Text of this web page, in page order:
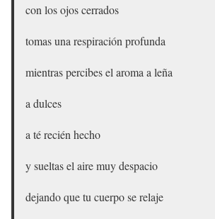
con los ojos cerrados
tomas una respiración profunda
mientras percibes el aroma a leña
a dulces
a té recién hecho
y sueltas el aire muy despacio
dejando que tu cuerpo se relaje